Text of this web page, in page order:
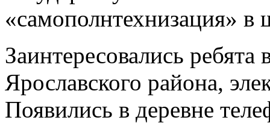
«самополнтехнизация» в
Заинтересовались
Ярославского района,
Появились в деревне